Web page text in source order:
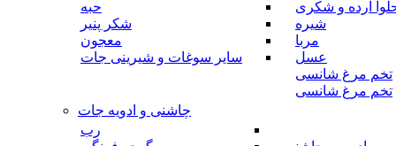
ارده و شکری
شیره
مربا
عسل
تخم مرغ شانسی
تخم مرغ شانسی
حبه
شکر پنیر
معجون
سایر سوغات و شیرینی جات
چاشنی و ادویه جات
رب